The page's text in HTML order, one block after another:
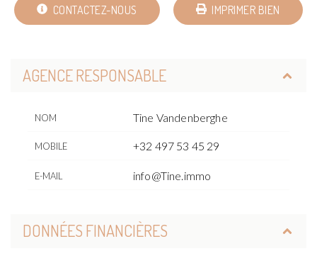
CONTACTEZ-NOUS IMPRIMER BIEN
AGENCE RESPONSABLE
NOM Tine Vandenberghe
MOBILE +32 497 53 45 29
E-MAIL info@Tine.immo
DONNÉES FINANCIÈRES